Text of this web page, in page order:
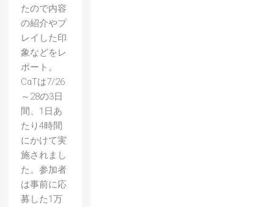
たので内容
の紹介やプ
レイした印
象などをレ
ポート。
CαTは7/26
～28の3日
間、1日あ
たり4時間
にかけて実
施されまし
た。参加者
は事前に応
募した1万